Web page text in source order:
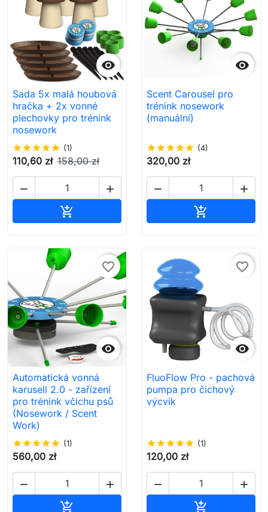

Sada 5x malá houbová
hračka + 2x vonné
plechovky pro trénink
nosework
starstarstarstarstar (1)
110,60 zł 158,00 zł
 


Scent Carousel pro
trénink nosework
(manuální)
starstarstarstarstar (4)
320,00 zł
 


favorite_border
Automatická vonná
karusell 2.0 - zařízení
pro trénink včichu psů
(Nosework / Scent
Work)
starstarstarstarstar (1)
560,00 zł
 


favorite_border
FluoFlow Pro - pachová
pumpa pro čichový
výcvik
starstarstarstarstar (1)
120,00 zł
 
